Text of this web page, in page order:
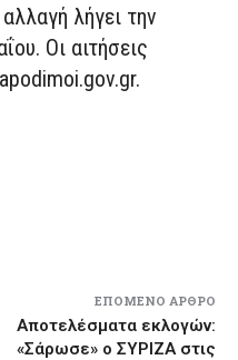
λήγει την
Οι αιτήσεις
ΕΠΌΜΕΝΟ ΆΡΘΡΟ
Αποτελέσματα εκλογών:
«Σάρωσε» ο ΣΥΡΙΖΑ στις